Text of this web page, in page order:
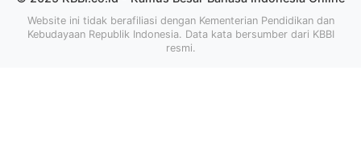
Website ini tidak berafiliasi dengan Kementerian Pendidikan dan
Kebudayaan Republik Indonesia. Data kata bersumber dari KBBI
resmi.